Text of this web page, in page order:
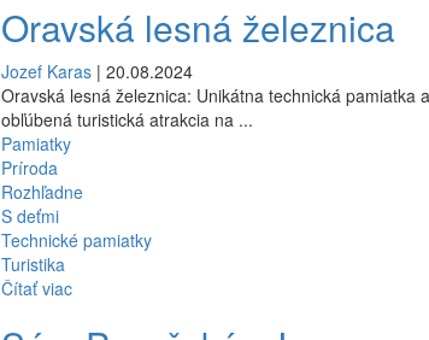
Oravská lesná železnica
Jozef Karas| 20.08.2024
Oravská lesná železnica: Unikátna technická pamiatka a
obľúbená turistická atrakcia na ...
Pamiatky
Príroda
Rozhľadne
S deťmi
Technické pamiatky
Turistika
Čítať viac